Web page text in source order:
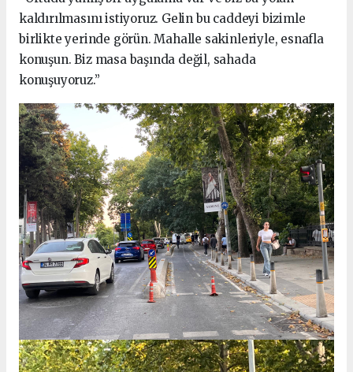
kaldırılmasını istiyoruz. Gelin bu caddeyi bizimle
birlikte yerinde görün. Mahalle sakinleriyle, esnafla
konuşun. Biz masa başında değil, sahada
konuşuyoruz.”